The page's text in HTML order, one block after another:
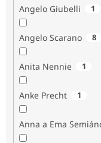
Angelo Giubelli 1
Angelo Scarano 8
Anita Nennie 1
Anke Precht 1
Anna a Ema